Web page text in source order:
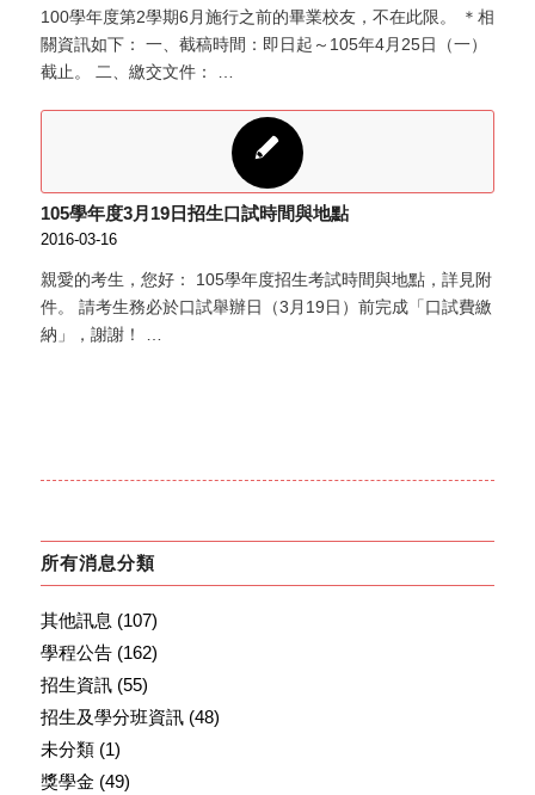
100學年度第2學期6月施行之前的畢業校友，不在此限。 ＊相
關資訊如下： 一、截稿時間：即日起～105年4月25日（一）
截止。 二、繳交文件： …
105學年度3月19日招生口試時間與地點
2016-03-16
親愛的考生，您好： 105學年度招生考試時間與地點，詳見附
件。 請考生務必於口試舉辦日（3月19日）前完成「口試費繳
納」，謝謝！ …
所有消息分類
其他訊息 (107)
學程公告(162)
招生資訊(55)
招生及學分班資訊(48)
未分類(1)
獎學金 (49)